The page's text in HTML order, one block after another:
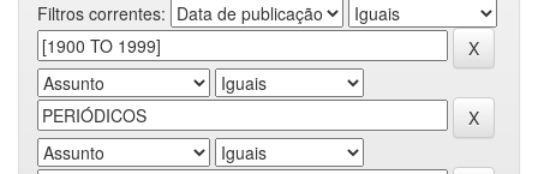
Filtros correntes: